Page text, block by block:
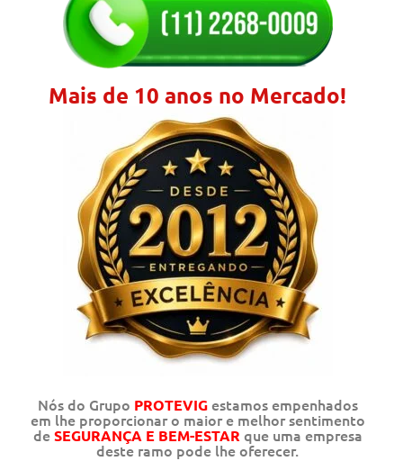
Mais de 10 anos no Mercado!
Nós do Grupo PROTEVIGestamos empenhados
em lhe proporcionar o maior e melhor sentimento
deSEGURANÇA E BEM-ESTAR que uma empresa
deste ramo pode lhe oferecer.